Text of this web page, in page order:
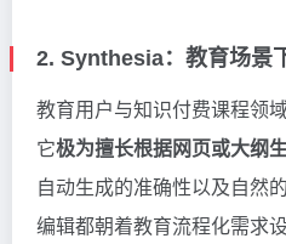
2. Synthesia：教育场景
教育用户与知识付费课程领域
它极为擅长根据网页或大纲
自动生成的准确性以及自然
编辑都朝着教育流程化需求设